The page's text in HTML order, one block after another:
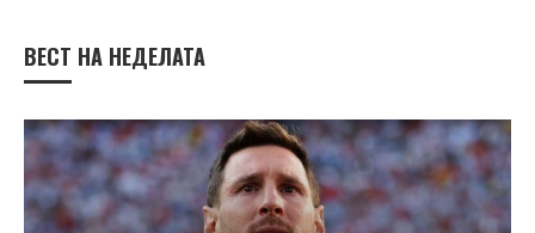
ВЕСТ НА НЕДЕЛАТА